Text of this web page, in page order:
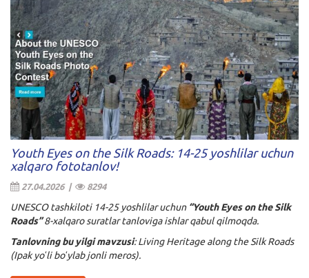
Youth Eyes on the Silk Roads: 14-25 yoshlilar uchun
xalqaro fototanlov!
27.04.2026 | 8294
UNESCO tashkiloti 14-25 yoshlilar uchun “Youth Eyes on the Silk
Roads”8-xalqaro suratlar tanloviga ishlar qabul qilmoqda.
Tanlovning bu yilgi mavzusi:Living Heritage along the Silk Roads
(Ipak yoʻli boʻylab jonli meros).